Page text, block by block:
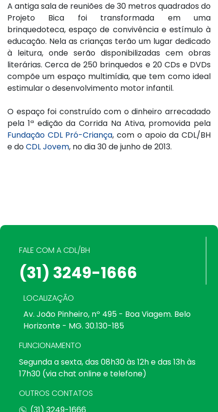
A antiga sala de reuniões de 30 metros quadrados do
Projeto Bica foi transformada em uma
brinquedoteca, espaço de convivência e estímulo à
educação. Nela as crianças terão um lugar dedicado
à leitura, onde serão disponibilizadas cem obras
literárias. Cerca de 250 brinquedos e 20 CDs e DVDs
compõe um espaço multimídia, que tem como ideal
estimular o desenvolvimento motor infantil.
O espaço foi construído com o dinheiro arrecadado
pela 1ª edição da Corrida Na Ativa, promovida pela
Fundação CDL Pró-Criança, com o apoio da CDL/BH
e doCDL Jovem, no dia 30 de junho de 2013.
FALE COM A CDL/BH
(31) 3249-1666
LOCALIZAÇÃO
Av. João Pinheiro, nº 495 - Boa Viagem. Belo
Horizonte - MG. 30.130-185
FUNCIONAMENTO
Segunda a sexta, das 08h30 às 12h e das 13h às
17h30 (via chat online e telefone)
OUTROS CONTATOS
(31) 3249-1666